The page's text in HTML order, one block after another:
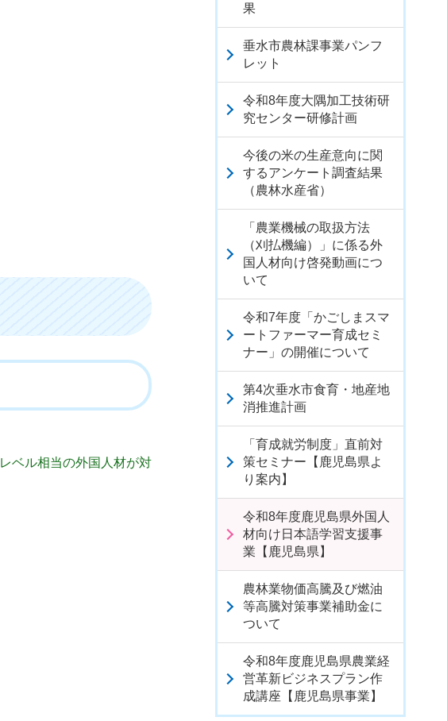
ベル相当の外国人材が対
果
垂水市農林課事業パンフ
レット
令和8年度大隅加工技術研
究センター研修計画
今後の米の生産意向に関
するアンケート調査結果
（農林水産省）
「農業機械の取扱方法
（刈払機編）」に係る外
国人材向け啓発動画につ
いて
令和7年度「かごしまスマ
ートファーマー育成セミ
ナー」の開催について
第4次垂水市食育・地産地
消推進計画
「育成就労制度」直前対
策セミナー【鹿児島県よ
り案内】
令和8年度鹿児島県外国人
材向け日本語学習支援事
業【鹿児島県】
農林業物価高騰及び燃油
等高騰対策事業補助金に
ついて
令和8年度鹿児島県農業経
営革新ビジネスプラン作
成講座【鹿児島県事業】